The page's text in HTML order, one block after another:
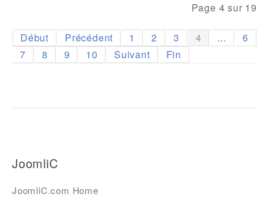
Page 4 sur 19
Début Précédent 1 2 3 4 ...
6
7
8 9 10 Suivant Fin
JoomliC
JoomliC.com Home